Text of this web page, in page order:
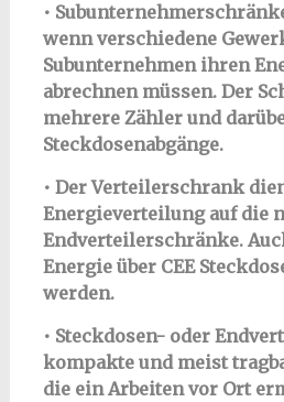
•
wenn verschiedene
Subunternehmen ihren
abrechnen müssen. Der
mehrere Zähler und
Steckdosenabgänge.
• Der Verteilerschrank
Energieverteilung auf die
Endverteilerschränke.
Energie über CEE
werden.
• Steckdosen- oder
kompakte und meist
die ein Arbeiten vor Ort